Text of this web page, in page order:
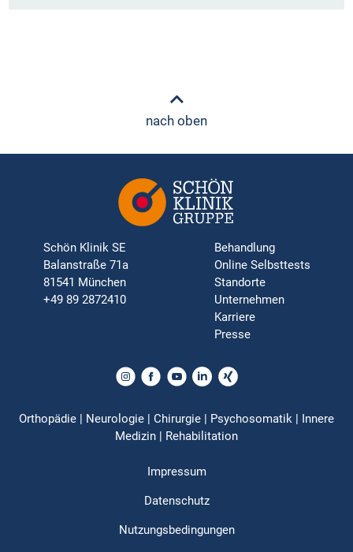
nach oben
Schön Klinik SE
Balanstraße 71a
81541 München
+49 89 2872410
Behandlung
Online Selbsttests
Standorte
Unternehmen
Karriere
Presse
Orthopädie | Neurologie | Chirurgie | Psychosomatik | Innere
Medizin | Rehabilitation
Impressum
Datenschutz
Nutzungsbedingungen